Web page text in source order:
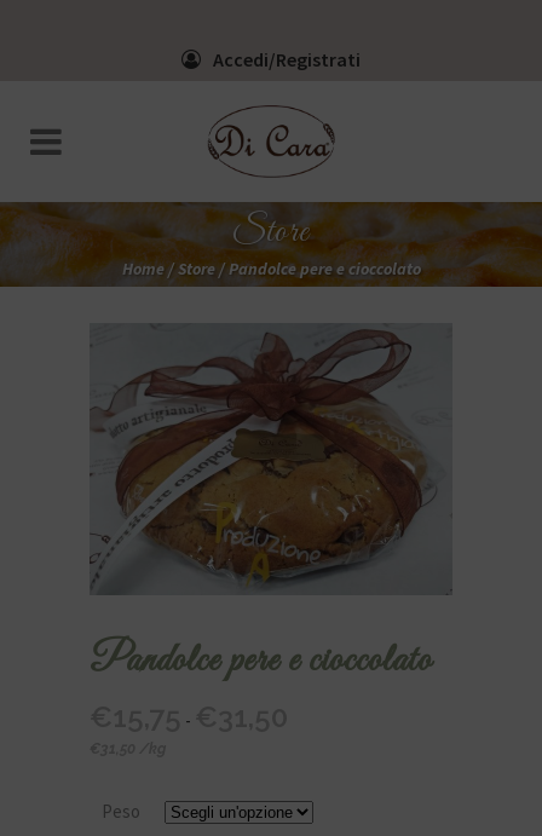
Accedi/Registrati
Store
Home/Store/Pandolce pere e cioccolato
Pandolce pere e cioccolato
-
da
€15,75
Peso